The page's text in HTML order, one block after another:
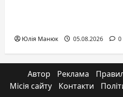
Юлія Манюк 05.08.2026 0
Автор Реклама
Місія сайту
Контакти